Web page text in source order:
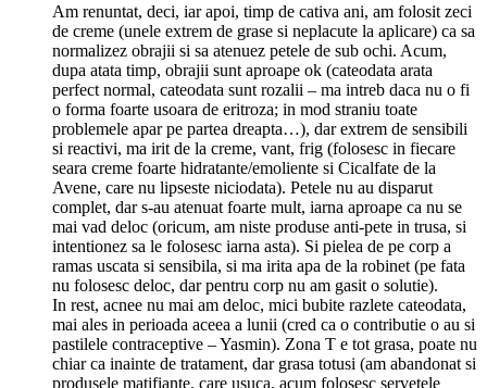
Am renuntat, deci, iar apoi, timp de cativa ani, am folosit zeci
de creme (unele extrem de grase si neplacute la aplicare) ca sa
normalizez obrajii si sa atenuez petele de sub ochi. Acum,
dupa atata timp, obrajii sunt aproape ok (cateodata arata
perfect normal, cateodata sunt rozalii – ma intreb daca nu o fi
o forma foarte usoara de eritroza; in mod straniu toate
problemele apar pe partea dreapta…), dar extrem de sensibili
si reactivi, ma irit de la creme, vant, frig (folosesc in fiecare
seara creme foarte hidratante/emoliente si Cicalfate de la
Avene, care nu lipseste niciodata). Petele nu au disparut
complet, dar s-au atenuat foarte mult, iarna aproape ca nu se
mai vad deloc (oricum, am niste produse anti-pete in trusa, si
intentionez sa le folosesc iarna asta). Si pielea de pe corp a
ramas uscata si sensibila, si ma irita apa de la robinet (pe fata
nu folosesc deloc, dar pentru corp nu am gasit o solutie).
In rest, acnee nu mai am deloc, mici bubite razlete cateodata,
mai ales in perioada aceea a lunii (cred ca o contributie o au si
pastilele contraceptive – Yasmin). Zona T e tot grasa, poate nu
chiar ca inainte de tratament, dar grasa totusi (am abandonat si
produsele matifiante, care usuca, acum folosesc servetele